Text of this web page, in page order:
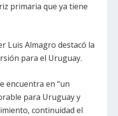
primaria que ya tiene
Luis Almagro destacó la
para el Uruguay.
encuentra en “un
para Uruguay y
continuidad el